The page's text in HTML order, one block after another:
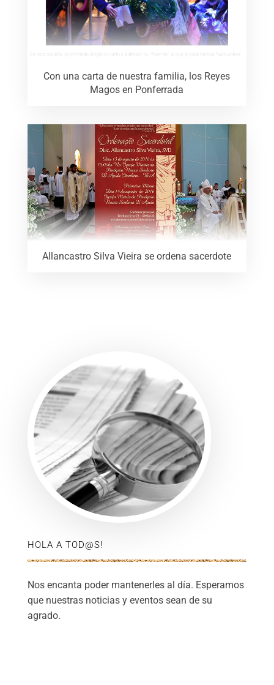
Con una carta de nuestra familia, los Reyes
Magos en Ponferrada
Allancastro Silva Vieira se ordena sacerdote
HOLA A TOD@S!
Nos encanta poder mantenerles al día. Esperamos
que nuestras noticias y eventos sean de su
agrado.